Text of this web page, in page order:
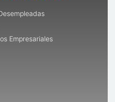
Empresariales